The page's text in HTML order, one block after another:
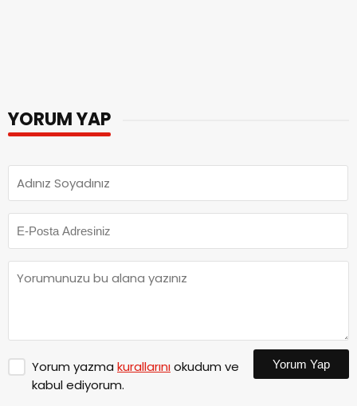
YORUM YAP
Yorum yazma kurallarınıokudum ve
kabul ediyorum.
Yorum Yap